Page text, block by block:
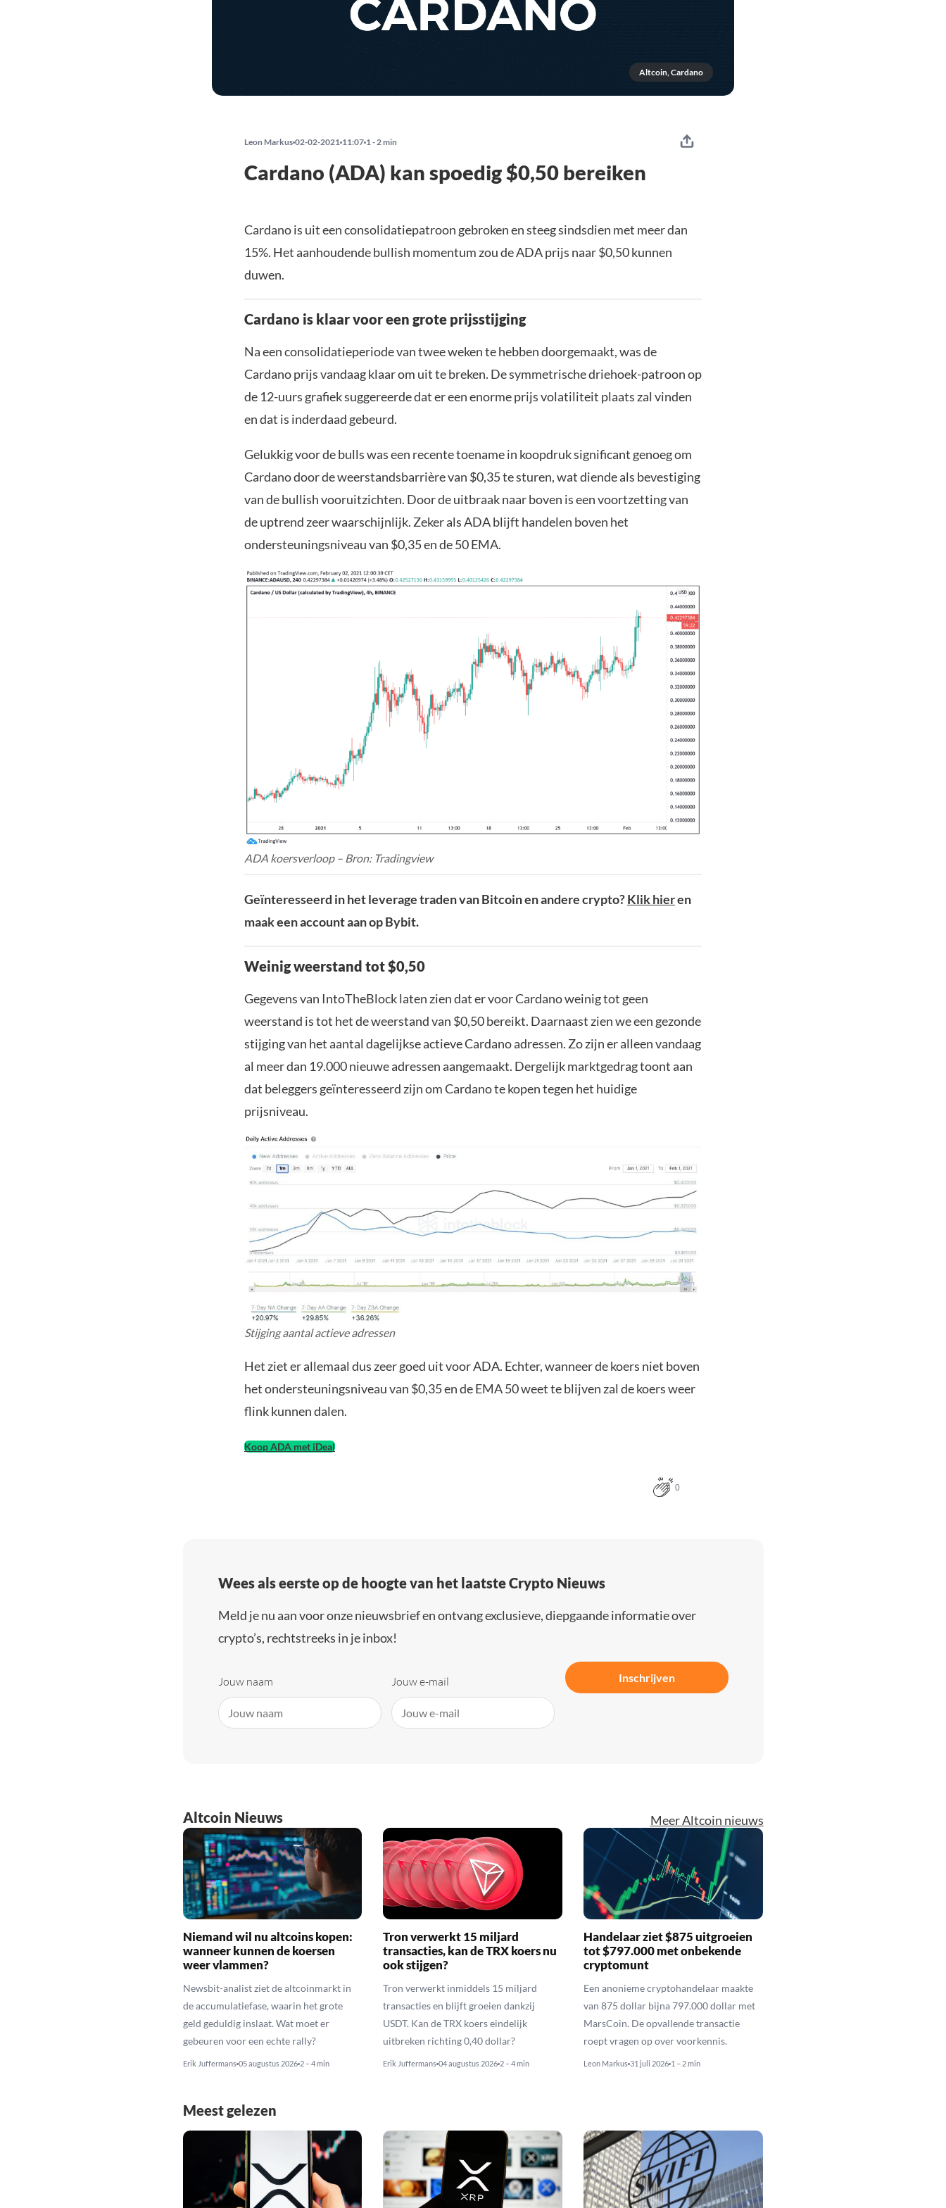
Altcoin, Cardano
Leon Markus 02-02-2021 11:07 1 - 2 min
Cardano (ADA) kan spoedig $0,50 bereiken
Cardano is uit een consolidatiepatroon gebroken en steeg sindsdien met meer dan
15%. Het aanhoudende bullish momentum zou de ADA prijs naar $0,50 kunnen
duwen.
Cardano is klaar voor een grote prijsstijging
Na een consolidatieperiode van twee weken te hebben doorgemaakt, was de
Cardano prijs vandaag klaar om uit te breken. De symmetrische driehoek-patroon op
de 12-uurs grafiek suggereerde dat er een enorme prijs volatiliteit plaats zal vinden
en dat is inderdaad gebeurd.
Gelukkig voor de bulls was een recente toename in koopdruk significant genoeg om
Cardano door de weerstandsbarrière van $0,35 te sturen, wat diende als bevestiging
van de bullish vooruitzichten. Door de uitbraak naar boven is een voortzetting van
de uptrend zeer waarschijnlijk. Zeker als ADA blijft handelen boven het
ondersteuningsniveau van $0,35 en de 50 EMA.
ADA koersverloop – Bron: Tradingview
Geïnteresseerd in het leverage traden van Bitcoin en andere crypto?Klik hieren
maak een account aan op Bybit.
Weinig weerstand tot $0,50
Gegevens van IntoTheBlock laten zien dat er voor Cardano weinig tot geen
weerstand is tot het de weerstand van $0,50 bereikt. Daarnaast zien we een gezonde
stijging van het aantal dagelijkse actieve Cardano adressen. Zo zijn er alleen vandaag
al meer dan 19.000 nieuwe adressen aangemaakt. Dergelijk marktgedrag toont aan
dat beleggers geïnteresseerd zijn om Cardano te kopen tegen het huidige
prijsniveau.
Stijging aantal actieve adressen
Het ziet er allemaal dus zeer goed uit voor ADA. Echter, wanneer de koers niet boven
het ondersteuningsniveau van $0,35 en de EMA 50 weet te blijven zal de koers weer
flink kunnen dalen.
Koop ADA met iDeal
0
Wees als eerste op de hoogte van het laatste Crypto Nieuws
Meld je nu aan voor onze nieuwsbrief en ontvang exclusieve, diepgaande informatie over
crypto’s, rechtstreeks in je inbox!
Jouw naam Jouw e-mail Inschrijven
Altcoin Nieuws Meer Altcoin nieuws
Niemand wil nu altcoins kopen:
wanneer kunnen de koersen
weer vlammen?
Newsbit-analist ziet de altcoinmarkt in
de accumulatiefase, waarin het grote
geld geduldig inslaat. Wat moet er
gebeuren voor een echte rally?
Erik Juffermans 05 augustus 2026 2 – 4 min
Tron verwerkt 15 miljard
transacties, kan de TRX koers nu
ook stijgen?
Tron verwerkt inmiddels 15 miljard
transacties en blijft groeien dankzij
USDT. Kan de TRX koers eindelijk
uitbreken richting 0,40 dollar?
Erik Juffermans 04 augustus 2026 2 – 4 min
Handelaar ziet $875 uitgroeien
tot $797.000 met onbekende
cryptomunt
Een anonieme cryptohandelaar maakte
van 875 dollar bijna 797.000 dollar met
MarsCoin. De opvallende transactie
roept vragen op over voorkennis.
Leon Markus 31 juli 2026 1 – 2 min
Meest gelezen